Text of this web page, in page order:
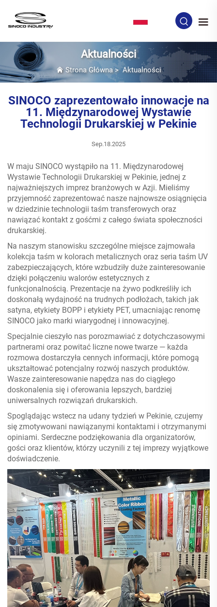
Aktualności
Strona Główna>Aktualności
SINOCO zaprezentowało innowacje na
11. Międzynarodowej Wystawie
Technologii Drukarskiej w Pekinie
Sep.18.2025
W maju SINOCO wystąpiło na 11. Międzynarodowej
Wystawie Technologii Drukarskiej w Pekinie, jednej z
najważniejszych imprez branżowych w Azji. Mieliśmy
przyjemność zaprezentować nasze najnowsze osiągnięcia
w dziedzinie technologii taśm transferowych oraz
nawiązać kontakt z gośćmi z całego świata społeczności
drukarskiej.
Na naszym stanowisku szczególne miejsce zajmowała
kolekcja taśm w kolorach metalicznych oraz seria taśm UV
zabezpieczających, które wzbudziły duże zainteresowanie
dzięki połączeniu walorów estetycznych z
funkcjonalnością. Prezentacje na żywo podkreśliły ich
doskonałą wydajność na trudnych podłożach, takich jak
satyna, etykiety BOPP i etykiety PET, umacniając renomę
SINOCO jako marki wiarygodnej i innowacyjnej.
Specjalnie cieszyło nas porozmawiać z dotychczasowymi
partnerami oraz powitać liczne nowe twarze — każda
rozmowa dostarczyła cennych informacji, które pomogą
ukształtować potencjalny rozwój naszych produktów.
Wasze zainteresowanie napędza nas do ciągłego
doskonalenia się i oferowania lepszych, bardziej
uniwersalnych rozwiązań drukarskich.
Spoglądając wstecz na udany tydzień w Pekinie, czujemy
się zmotywowani nawiązanymi kontaktami i otrzymanymi
opiniami. Serdeczne podziękowania dla organizatorów,
gości oraz klientów, którzy uczynili z tej imprezy wyjątkowe
doświadczenie.